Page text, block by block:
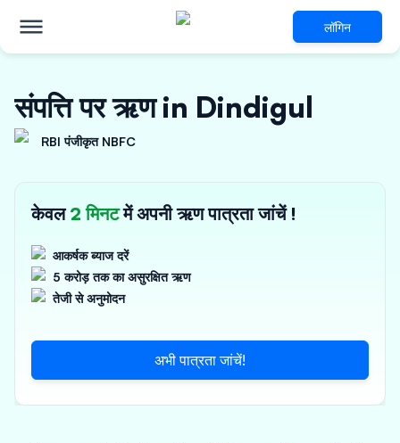
लॉगिन
संपत्ति पर ऋण in Dindigul
RBI पंजीकृत NBFC
केवल2 मिनटमें अपनी ऋण पात्रता जांचें !
आकर्षक ब्याज दरें
5 करोड़ तक का असुरक्षित ऋण
तेजी से अनुमोदन
अभी पात्रता जांचें!